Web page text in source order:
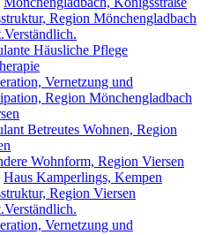
Region Mönchengladbach
Häusliche Pflege
Vernetzung und
Region Mönchengladbach
Betreutes Wohnen, Region
Wohnform, Region Viersen
Haus Kamperlings, Kempen
Region Viersen
Vernetzung und